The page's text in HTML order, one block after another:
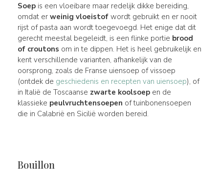
Soepis een vloeibare maar redelijk dikke bereiding,
omdat er weinig vloeistofwordt gebruikt en er nooit
rijst of pasta aan wordt toegevoegd. Het enige dat dit
gerecht meestal begeleidt, is een flinke portie brood
of croutons om in te dippen. Het is heel gebruikelijk en
kent verschillende varianten, afhankelijk van de
oorsprong, zoals de Franse uiensoep of vissoep
(ontdek de geschiedenis en recepten van uiensoep), of
in Italië de Toscaanse zwarte koolsoepen de
klassieke peulvruchtensoepen of tuinbonensoepen
die in Calabrië en Sicilië worden bereid.
Bouillon